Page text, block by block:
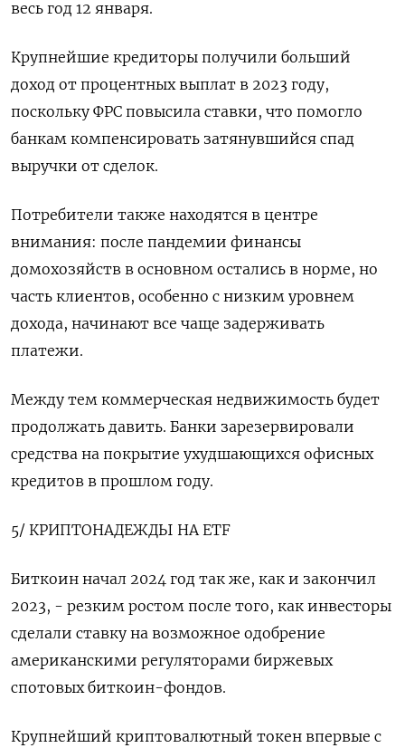
весь год 12 января.
Крупнейшие кредиторы получили больший
доход от процентных выплат в 2023 году,
поскольку ФРС повысила ставки, что помогло
банкам компенсировать затянувшийся спад
выручки от сделок.
Потребители также находятся в центре
внимания: после пандемии финансы
домохозяйств в основном остались в норме, но
часть клиентов, особенно с низким уровнем
дохода, начинают все чаще задерживать
платежи.
Между тем коммерческая недвижимость будет
продолжать давить. Банки зарезервировали
средства на покрытие ухудшающихся офисных
кредитов в прошлом году.
5/ КРИПТОНАДЕЖДЫ НА ETF
Биткоин начал 2024 год так же, как и закончил
2023, - резким ростом после того, как инвесторы
сделали ставку на возможное одобрение
американскими регуляторами биржевых
спотовых биткоин-фондов.
Крупнейший криптовалютный токен впервые с